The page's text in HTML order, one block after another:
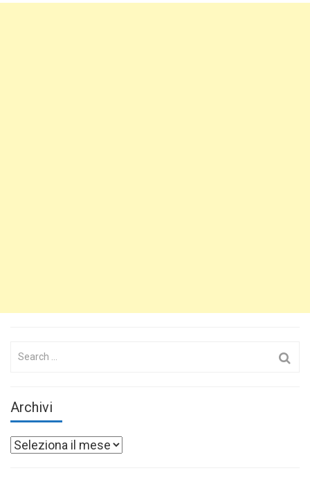
Search
Archivi
Archivi